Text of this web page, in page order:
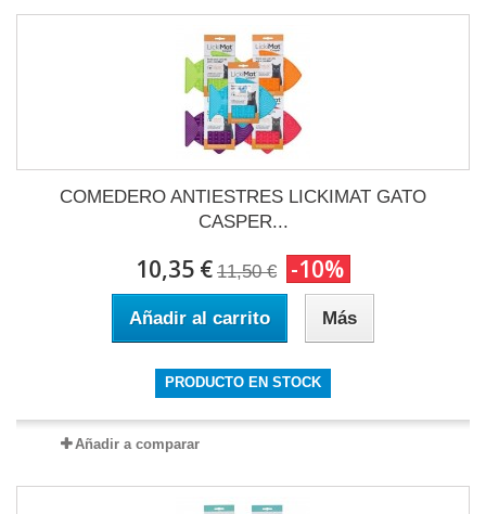
COMEDERO ANTIESTRES LICKIMAT GATO
CASPER...
10,35 € 11,50 € -10%
Añadir al carrito Más
PRODUCTO EN STOCK
Añadir a comparar